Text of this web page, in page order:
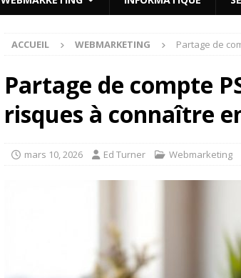
ACCUEIL WEBMARKETING Partage de
Partage de compte
risques à connaître
mars 10, 2026 Ed Turner Webmarketing